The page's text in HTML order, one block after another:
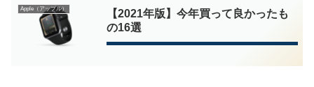
Apple（アップル）
【2021年版】今年買って良かったも
の16選